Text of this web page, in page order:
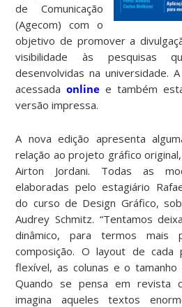
de Comunicação
(Agecom) com o
objetivo de promover a
visibilidade às pesquisas
desenvolvidas na universidade.
acessadaonline e também
versão impressa.
A nova edição apresenta
relação ao projeto gráfico
Airton Jordani. Todas as
elaboradas pelo estagiário
do curso de Design Gráfico,
Audrey Schmitz. “Tentamos
dinâmico, para termos mais
composição. O layout de cada
flexível, as colunas e o
Quando se pensa em revista
imagina aqueles textos